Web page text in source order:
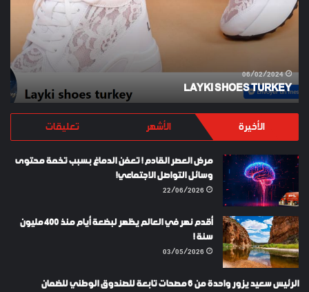
06/02/2024
LAYKI SHOES TURKEY
الأخيرة الأشهر تعليقات
مرض العصر القادم ! تعفن الدماغ بسبب تخمة محتوى
وسائل التواصل الاجتماعي!
22/06/2026
أقدم نهر في العالم يظهر لبضعة أيام منذ 400 مليون
سنة !
03/05/2026
الرئيس سعيد يزور واحدة من 6 مصحات تابعة للصندوق الوطني للضمان